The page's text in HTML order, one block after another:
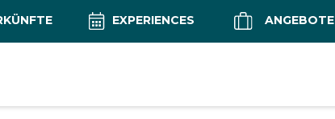
EXPERIENCES ANGEBOTE